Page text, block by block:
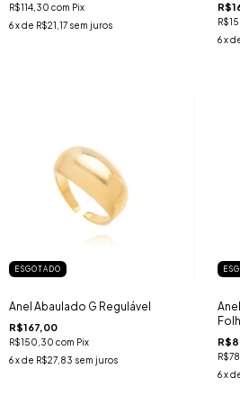
R$114,30 com Pix
6x de R$21,17 sem juros
6 x
ESGOTADO
Anel Abaulado G Regulável
R$167,00
R$150,30 com Pix
6x de R$27,83 sem juros
6 x